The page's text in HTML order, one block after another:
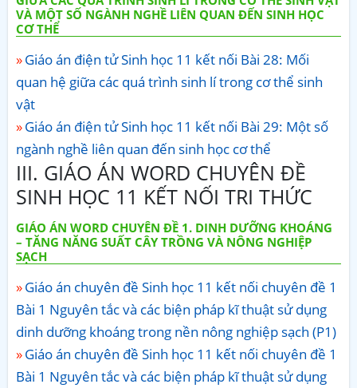
VÀ MỘT SỐ NGÀNH NGHỀ LIÊN QUAN ĐẾN SINH HỌC
CƠ THỂ
Giáo án điện tử Sinh học 11 kết nối Bài 28: Mối
quan hệ giữa các quá trình sinh lí trong cơ thể sinh
vật
Giáo án điện tử Sinh học 11 kết nối Bài 29: Một số
ngành nghề liên quan đến sinh học cơ thể
III. GIÁO ÁN WORD CHUYÊN ĐỀ
SINH HỌC 11 KẾT NỐI TRI THỨC
GIÁO ÁN WORD CHUYÊN ĐỀ 1. DINH DƯỠNG KHOÁNG
– TĂNG NĂNG SUẤT CÂY TRỒNG VÀ NÔNG NGHIỆP
SẠCH
Giáo án chuyên đề Sinh học 11 kết nối chuyên đề 1
Bài 1 Nguyên tắc và các biện pháp kĩ thuật sử dụng
dinh dưỡng khoáng trong nền nông nghiệp sạch (P1)
Giáo án chuyên đề Sinh học 11 kết nối chuyên đề 1
Bài 1 Nguyên tắc và các biện pháp kĩ thuật sử dụng